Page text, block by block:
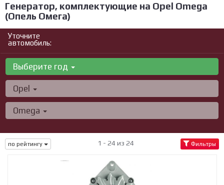
Генератор, комплектующие на Opel Omega
(Опель Омега)
Уточните
автомобиль:
Выберите год
Opel
Omega
по рейтингу 1 - 24 из 24 Фильтры